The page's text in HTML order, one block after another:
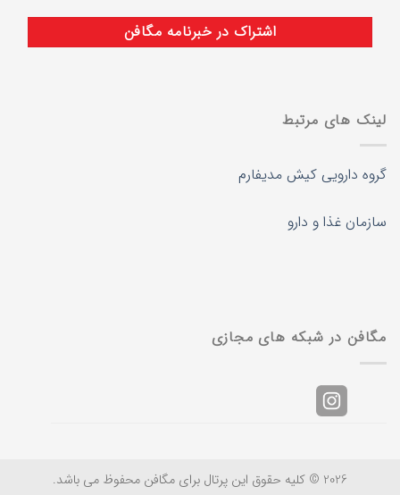
لینک های مرتبط
گروه دارویی کیش مدیفارم
سازمان غذا و دارو
مگافن در شبکه های مجازی
2026 © کلیه حقوق این پرتال برای مگافن محفوظ می باشد.